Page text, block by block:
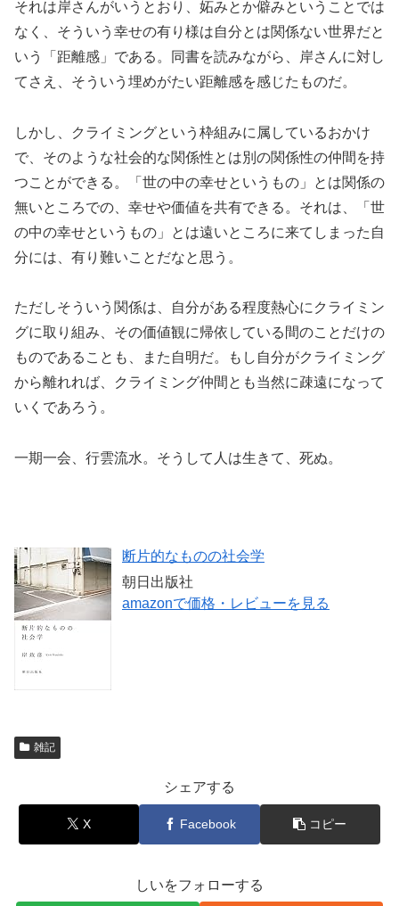
それは岸さんがいうとおり、妬みとか僻みということでは
なく、そういう幸せの有り様は自分とは関係ない世界だと
いう「距離感」である。同書を読みながら、岸さんに対し
てさえ、そういう埋めがたい距離感を感じたものだ。
しかし、クライミングという枠組みに属しているおかけ
で、そのような社会的な関係性とは別の関係性の仲間を持
つことができる。「世の中の幸せというもの」とは関係の
無いところでの、幸せや価値を共有できる。それは、「世
の中の幸せというもの」とは遠いところに来てしまった自
分には、有り難いことだなと思う。
ただしそういう関係は、自分がある程度熱心にクライミン
グに取り組み、その価値観に帰依している間のことだけの
ものであることも、また自明だ。もし自分がクライミング
から離れれば、クライミング仲間とも当然に疎遠になって
いくであろう。
一期一会、行雲流水。そうして人は生きて、死ぬ。
断片的なものの社会学
朝日出版社
amazonで価格・レビューを見る
雑記
シェアする
X Facebook コピー
しいをフォローする